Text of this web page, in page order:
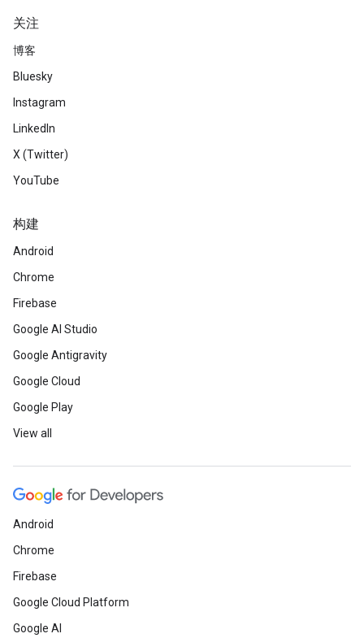
关注
博客
Bluesky
Instagram
LinkedIn
X (Twitter)
YouTube
构建
Android
Chrome
Firebase
Google AI Studio
Google Antigravity
Google Cloud
Google Play
View all
Android
Chrome
Firebase
Google Cloud Platform
Google AI